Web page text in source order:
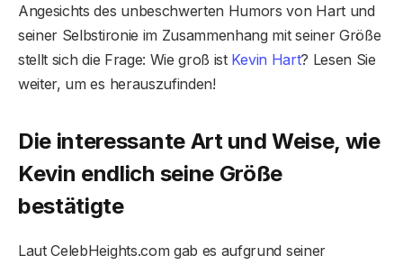
Angesichts des unbeschwerten Humors von Hart und
seiner Selbstironie im Zusammenhang mit seiner Größe
stellt sich die Frage: Wie groß ist Kevin Hart? Lesen Sie
weiter, um es herauszufinden!
Die interessante Art und Weise, wie
Kevin endlich seine Größe
bestätigte
Laut CelebHeights.com gab es aufgrund seiner